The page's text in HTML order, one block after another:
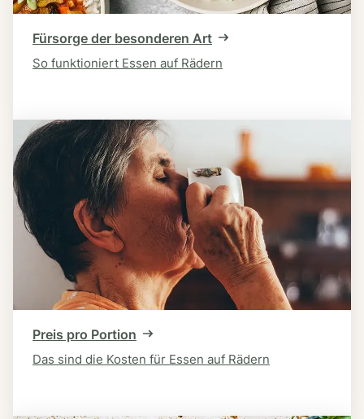
Fürsorge der besonderen Art
So funktioniert Essen auf Rädern
Preis pro Portion
Das sind die Kosten für Essen auf Rädern